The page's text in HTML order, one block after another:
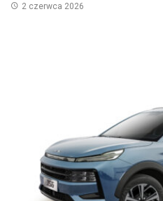
2 czerwca 2026